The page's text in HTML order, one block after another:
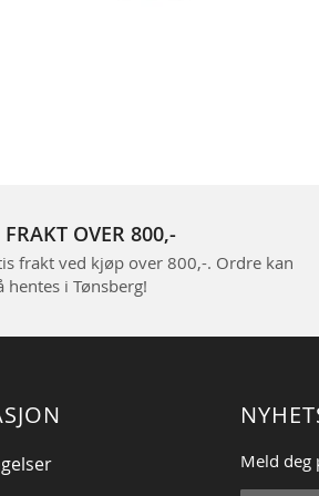
FRAKT OVER 800,-
frakt ved kjøp over 800,-. Ordre kan
hentes i Tønsberg!
Meld deg